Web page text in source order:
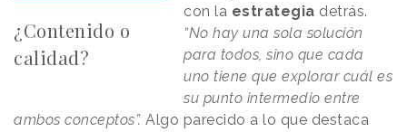
¿Contenido o
calidad?
con la estrategia detrás.
“No hay una sola solución
para todos, sino que cada
uno tiene que explorar cuál es
su punto intermedio entre
ambos conceptos”. Algo parecido a lo que destaca